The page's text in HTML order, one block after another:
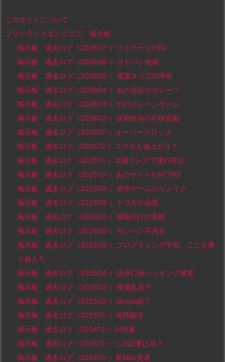
このサイトについて
フリーランスエンジニア 掲示板
掲示板 過去ログ（202607-）フェラーリのEV
掲示板 過去ログ（202606-）ヨドバシ池袋
掲示板 過去ログ（202605-）電源タップの寿命
掲示板 過去ログ（202604-）あの会社がカレー？
掲示板 過去ログ（202603-）幻のクレーンゲーム
掲示板 過去ログ（202602-）採用担当の不快言動
掲示板 過去ログ（202601-）オーバークロック
掲示板 過去ログ（202512-）スマホも値上がり？
掲示板 過去ログ（202511-）太陽フレアで運行停止
掲示板 過去ログ（202510-）あのサイトもHTTPS
掲示板 過去ログ（202509-）名作ゲームのリメイク
掲示板 過去ログ（202508-）ドコモの品質
掲示板 過去ログ（202507-）退職代行の実績
掲示板 過去ログ（202506-）モンハン不具合
掲示板 過去ログ（202505-）プログラミング学習、ここを乗
り越えろ
掲示板 過去ログ（202504-）証券口座ハッキング被害
掲示板 過去ログ（202503-）株価乱高下
掲示板 過去ログ（202502-）Skype終了
掲示板 過去ログ（202501-）道路陥没
掲示板 過去ログ（202412-）AI法案
掲示板 過去ログ（202411-）この記事はAI？
掲示板 過去ログ（202410-）新Mac発表